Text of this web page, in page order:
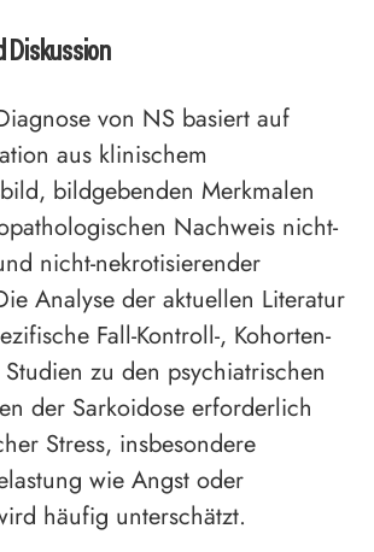
Diskussion
von NS basiert auf
aus klinischem
bildgebenden Merkmalen
Nachweis nicht-
nicht-nekrotisierender
Analyse der aktuellen Literatur
Fall-Kontroll-, Kohorten-
zu den psychiatrischen
der Sarkoidose erforderlich
Stress, insbesondere
wie Angst oder
häufig unterschätzt.